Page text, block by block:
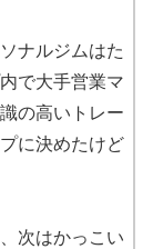
ナルジムはた
で大手営業マ
の高いトレー
に決めたけど
次はかっこい